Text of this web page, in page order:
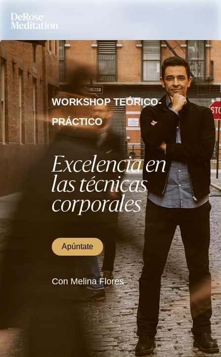
WORKSHOP TEÓRICO-
PRÁCTICO
Excelencia en
las técnicas
corporales
Apúntate
Con Melina Flores